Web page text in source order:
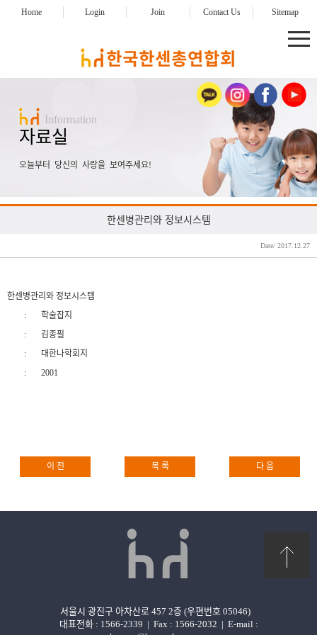
Home Login Join Contact Us Sitemap
Information
자료실
오늘부터 당신의 사랑을 보여주세요!
한센병관리와 정보시스템
Date/ 2017.12.27
한센병관리와 정보시스템
:
학술잡지
:
김종필
:
대한나학회지
:
2001
다 음
목 록
이 전
서울시 광진구 아차산로 457 2층 (우편번호 05046)
대표전화 : 1566-2339 | Fax : 1566-2032 | E-mail :